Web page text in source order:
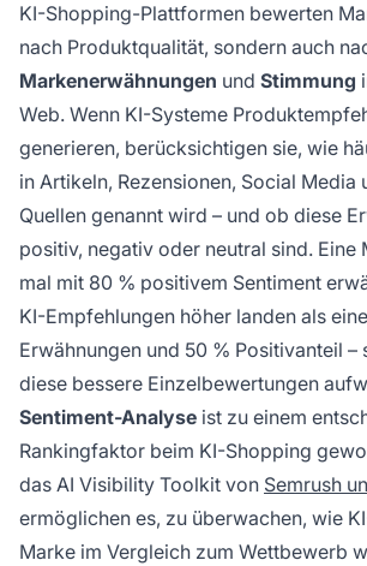
KI-Shopping-Plattformen bewerten
nach Produktqualität, sondern auch
Markenerwähnungen und Stimmung
Web. Wenn KI-Systeme
generieren, berücksichtigen sie, wie
in Artikeln, Rezensionen, Social Media
Quellen genannt wird – und ob diese
positiv, negativ oder neutral sind. Eine
mal mit 80 % positivem Sentiment
KI-Empfehlungen höher landen als
Erwähnungen und 50 % Positivanteil –
diese bessere Einzelbewertungen
Sentiment-Analyse ist zu einem
Rankingfaktor beim KI-Shopping
das AI Visibility Toolkit von Semrush
ermöglichen es, zu überwachen, wie
Marke im Vergleich zum Wettbewerb